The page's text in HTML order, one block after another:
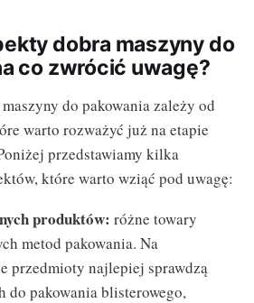
dobra maszyny do
co zwrócić uwagę?
do pakowania zależy od
warto rozważyć już na etapie
przedstawiamy kilka
które warto wziąć pod uwagę:
produktów: różne towary
metod pakowania. Na
przedmioty najlepiej sprawdzą
do pakowania blisterowego,